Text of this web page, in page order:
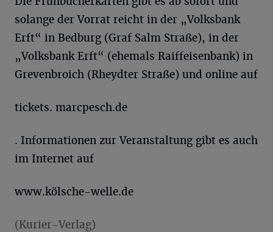
solange der Vorrat reicht in der „Volksbank
Erft“ in Bedburg (Graf Salm Straße), in der
„Volksbank Erft“ (ehemals Raiffeisenbank) in
Grevenbroich (Rheydter Straße) und online auf
tickets. marcpesch.de
. Informationen zur Veranstaltung gibt es auch
im Internet auf
www.kölsche-welle.de
(Kurier-Verlag)